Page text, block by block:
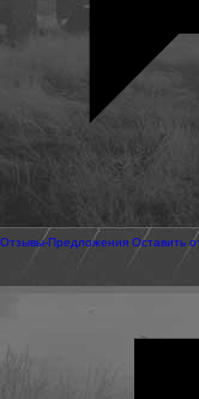
Отзывы-Предложения Оставить